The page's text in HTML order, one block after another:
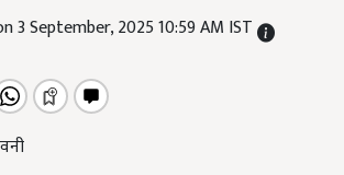
3 September, 2025 10:59 AM IST